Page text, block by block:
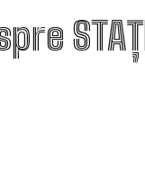
STAȚII